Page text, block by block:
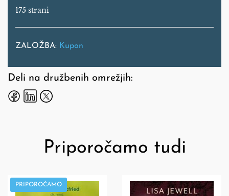
175 strani
ZALOŽBA: Kupon
Deli na družbenih omrežjih:
Priporočamo tudi
PRIPOROČAMO